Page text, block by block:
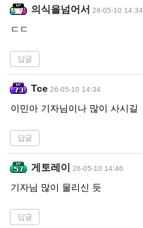
의식을넘어서 26-05-10 14:34
ㄷㄷ
답글
Tce 26-05-10 14:34
이민아 기자님이나 많이 사시길
답글
게토레이 26-05-10 14:46
기자님 많이 물리신 듯
답글